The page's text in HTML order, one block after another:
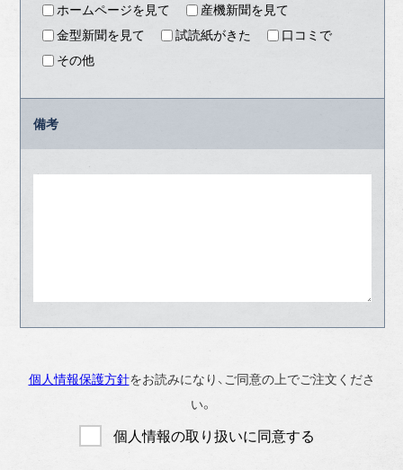
ホームページを見て
産機新聞を見て
金型新聞を見て
試読紙がきた
口コミで
その他
備考
個人情報保護方針をお読みになり、ご同意の上でご注文くださ
い。
個人情報の取り扱いに同意する